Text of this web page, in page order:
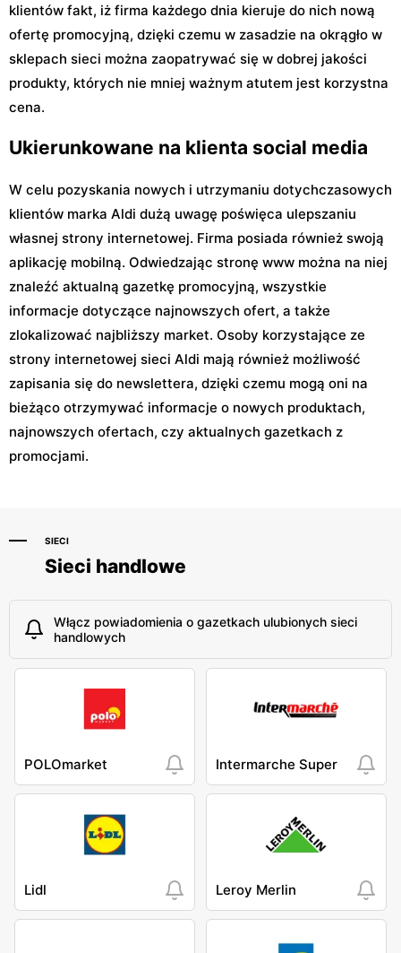
klientów fakt, iż firma każdego dnia kieruje do nich nową
ofertę promocyjną, dzięki czemu w zasadzie na okrągło w
sklepach sieci można zaopatrywać się w dobrej jakości
produkty, których nie mniej ważnym atutem jest korzystna
cena.
Ukierunkowane na klienta social media
W celu pozyskania nowych i utrzymaniu dotychczasowych
klientów marka Aldi dużą uwagę poświęca ulepszaniu
własnej strony internetowej. Firma posiada również swoją
aplikację mobilną. Odwiedzając stronę www można na niej
znaleźć aktualną gazetkę promocyjną, wszystkie
informacje dotyczące najnowszych ofert, a także
zlokalizować najbliższy market. Osoby korzystające ze
strony internetowej sieci Aldi mają również możliwość
zapisania się do newslettera, dzięki czemu mogą oni na
bieżąco otrzymywać informacje o nowych produktach,
najnowszych ofertach, czy aktualnych gazetkach z
promocjami.
SIECI
Sieci handlowe
Włącz powiadomienia o gazetkach ulubionych sieci
handlowych
POLOmarket Intermarche Super
Lidl Leroy Merlin